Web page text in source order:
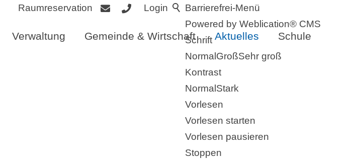
Barrierefrei-Menü
Powered by Weblication® CMS
Schrift
Normal GroßSehr groß
Kontrast
Normal Stark
Vorlesen
Vorlesen starten
Vorlesen pausieren
Stoppen
Login
Raumreservation
Verwaltung Gemeinde & Wirtschaft Aktuelles Schule